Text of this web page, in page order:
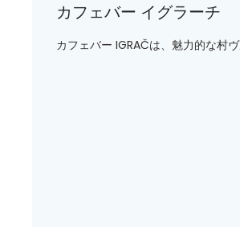
カフェバー イグラーチ
カフェバー IGRAČは、魅力的な村ヴ